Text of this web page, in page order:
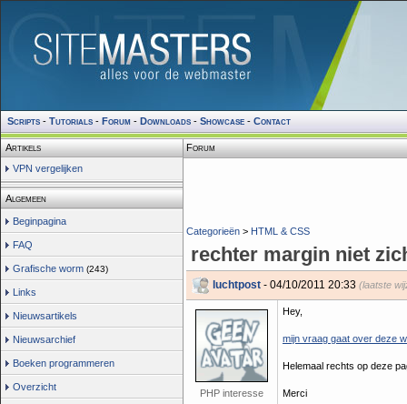
Scripts - Tutorials - Forum - Downloads - Showcase - Contact
Artikels
VPN vergelijken
Algemeen
Beginpagina
FAQ
Grafische worm (243)
Links
Nieuwsartikels
Nieuwsarchief
Boeken programmeren
Overzicht
Forum
Categorieën > HTML & CSS
rechter margin niet
luchtpost - 04/10/2011 20:33 (laatste
PHP interesse
Hey,
mijn vraag gaat over deze
Helemaal rechts op deze
Merci